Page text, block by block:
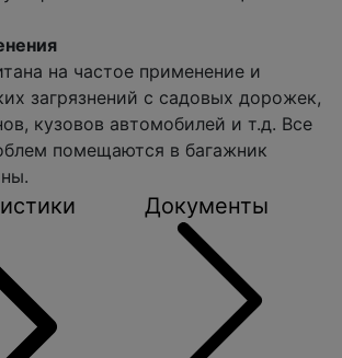
на частое применение и
загрязнений с садовых дорожек,
кузовов автомобилей и т.д. Все
помещаются в багажник
Документы